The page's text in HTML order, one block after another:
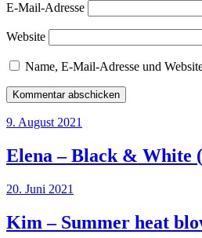
E-Mail-Adresse
Website
Name, E-Mail-Adresse und
9. August 2021
Elena – Black & White
20. Juni 2021
Kim – Summer heat